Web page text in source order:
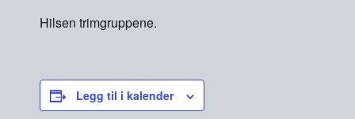
Hilsen trimgruppene.
Legg til i kalender